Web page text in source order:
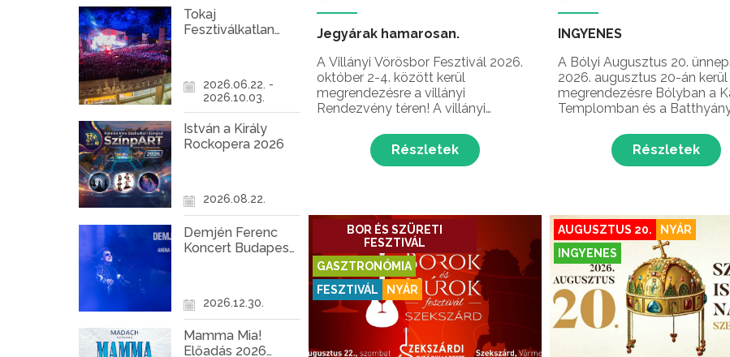
Jegyárak hamarosan.
A Villányi Vörösbor Fesztivál 2026.
október 2-4. között kerül
megrendezésre a villányi
Rendezvény téren! A villányi
gasztronómiai fesztiválján a térség
legjobb borai és borospincéi,
hagyományőrző bemutatók, szüreti
Részletek
INGYENES
A Bólyi Augusztus 20.
2026. augusztus 20-án kerül
megrendezésre Bólyban a
Templomban és a
bábos gyerekelőadással,
gólyalábas
egy felejthetetlen swing
Részletek
BOR ÉS SZÜRETI
FESZTIVÁL
GASZTRONÓMIA
FESZTIVÁL
NYÁR
AUGUSZTUS 20.
NYÁR
INGYENES
Tokaj
Fesztiválkatlan
2026.06.22. -
2026.10.03.
István a Király
Rockopera 2026
2026.08.22.
Demjén Ferenc
Koncert Budapest
2026.12.30.
Mamma Mia!
Előadás 2026